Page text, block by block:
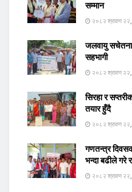
सम्मान
२०८२ श्रावण २२,
जलवायु
सहभागी
२०८२ श्रावण २२,
सिरहा र
तयार हुँदै
२०८२ श्रावण २२,
गणतन्त्र
भन्दा बढीले गरे
२०८२ श्रावण २२,